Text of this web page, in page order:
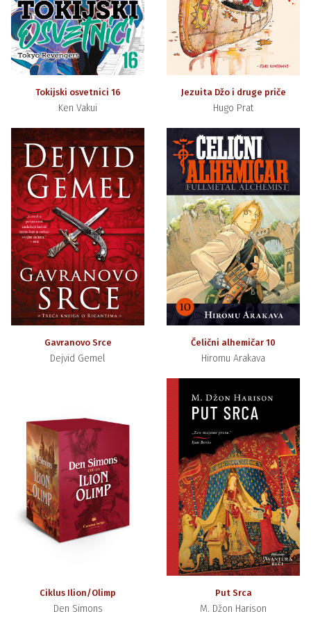
Tokijski osvetnici 16
Ken Vakui
Jezuita Džo i druge priče
Hugo Prat
Gavranovo Srce
Dejvid Gemel
Čelični alhemičar 10
Hiromu Arakava
Ciklus Ilion/Olimp
Den Simons
Put Srca
M. Džon Harison